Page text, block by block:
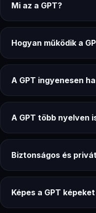
Mi az a GPT?
Hogyan működik a
A GPT ingyenesen
A GPT több nyelven
Biztonságos és
Képes a GPT